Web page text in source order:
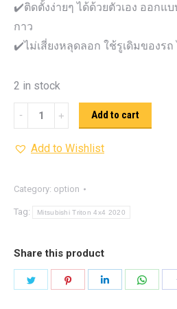
✔️ติดตั้งง่ายๆ ได้ด้วยตัวเอง ออกแ
กาว
✔️ไม่เสี่ยงหลุดลอก ใช้รูเดิมของรถ
2 in stock
แค
ร้ง
Triton
4x4
on
เดียว)
Add to cart
Add to Wishlist
Category: option
Tag: Mitsubishi Triton 4x4 2020
Share this product